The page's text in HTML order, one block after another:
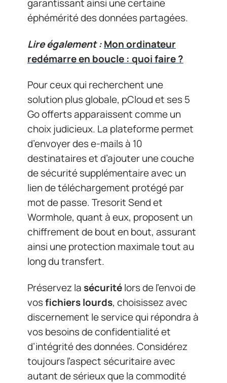
garantissant ainsi une certaine
éphémérité des données partagées.
Lire également :Mon ordinateur
redémarre en boucle : quoi faire ?
Pour ceux qui recherchent une
solution plus globale, pCloud et ses 5
Go offerts apparaissent comme un
choix judicieux. La plateforme permet
d’envoyer des e-mails à 10
destinataires et d’ajouter une couche
de sécurité supplémentaire avec un
lien de téléchargement protégé par
mot de passe. Tresorit Send et
Wormhole, quant à eux, proposent un
chiffrement de bout en bout, assurant
ainsi une protection maximale tout au
long du transfert.
Préservez la sécuritélors de l’envoi de
vosfichiers lourds, choisissez avec
discernement le service qui répondra à
vos besoins de confidentialité et
d’intégrité des données. Considérez
toujours l’aspect sécuritaire avec
autant de sérieux que la commodité